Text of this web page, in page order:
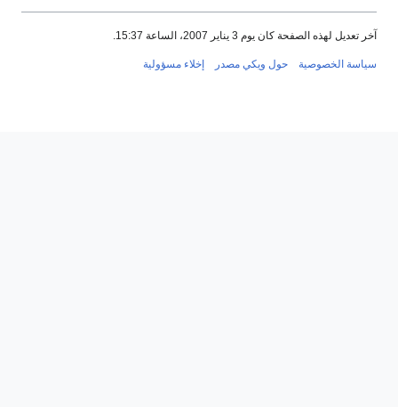
آخر تعديل لهذه الصفحة كان يوم 3 يناير 2007، الساعة 15:37.
سياسة الخصوصية حول ويكي مصدر إخلاء مسؤولية